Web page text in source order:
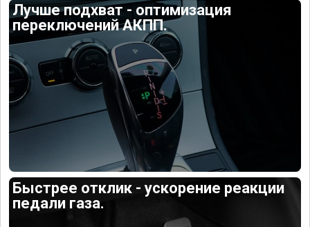
Лучше подхват - оптимизация
переключений АКПП.
Быстрее отклик - ускорение реакции
педали газа.